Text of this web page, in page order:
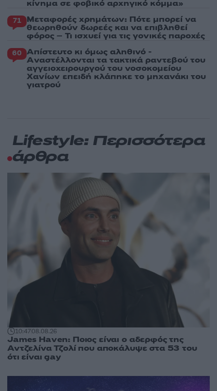
κίνημα σε φοβικό αρχηγικό κόμμα»
71 Μεταφορές χρημάτων: Πότε μπορεί να
θεωρηθούν δωρεές και να επιβληθεί
φόρος – Τι ισχυεί για τις γονικές παροχές
60 Απίστευτο κι όμως αληθινό -
Aναστέλλονται τα τακτικά ραντεβού του
αγγειοχειρουργού του νοσοκομείου
Χανίων επειδή κλάπηκε το μηχανάκι του
γιατρού
Lifestyle: Περισσότερα
άρθρα
10:4708.08.26
James Haven: Ποιος είναι ο αδερφός της
Αντζελίνα Τζολί που αποκάλυψε στα 53 του
ότι είναι gay